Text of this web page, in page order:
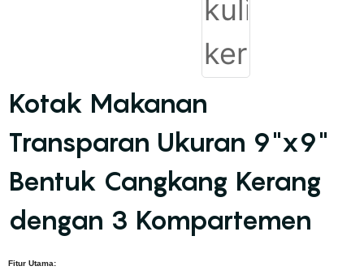
Kotak Makanan
Transparan Ukuran 9"x9"
Bentuk Cangkang Kerang
dengan 3 Kompartemen
Fitur Utama: